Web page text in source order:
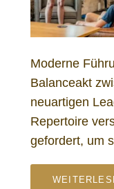
Moderne
Balanceakt
neuartigen
Repertoire
gefordert, um